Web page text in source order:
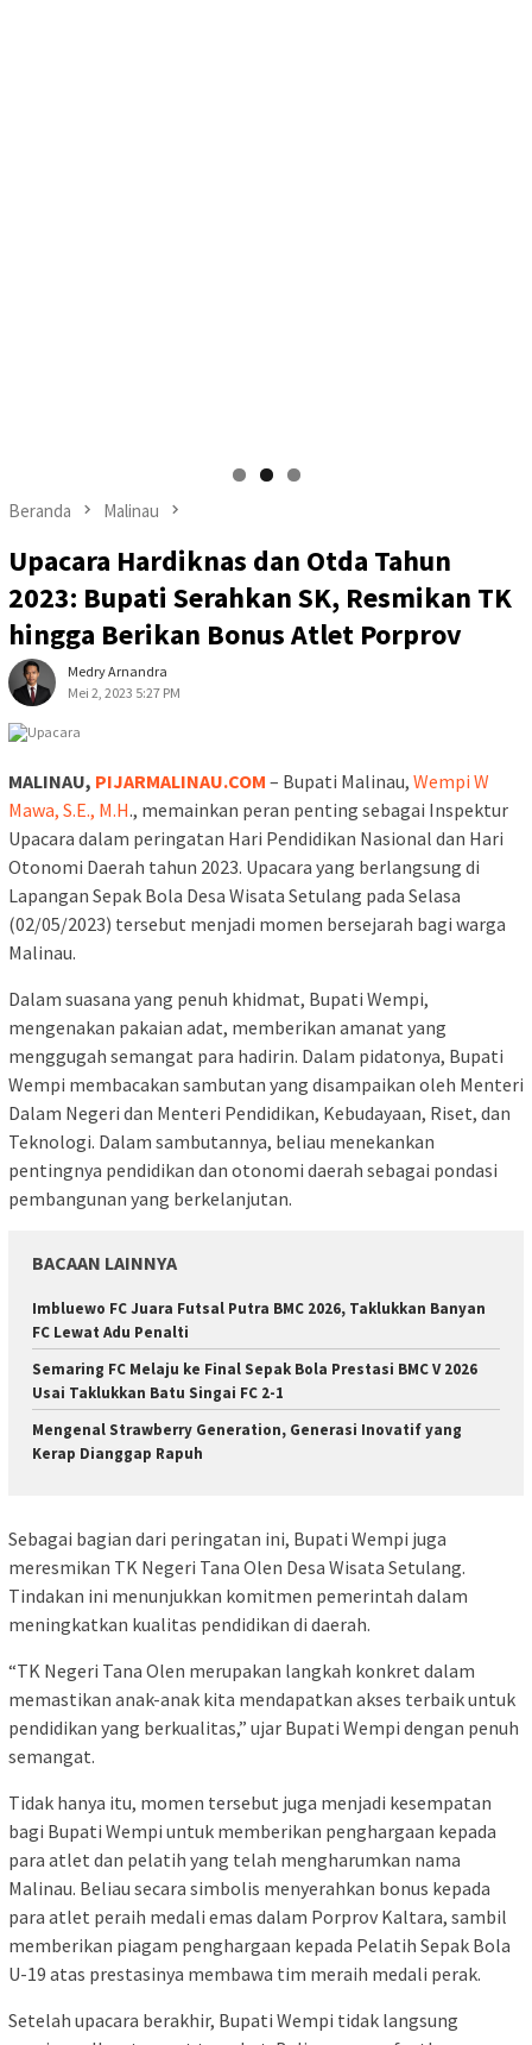
Beranda Malinau
Upacara Hardiknas dan Otda Tahun
2023: Bupati Serahkan SK, Resmikan TK
hingga Berikan Bonus Atlet Porprov
Medry Arnandra
Mei 2, 2023 5:27 PM
MALINAU, PIJARMALINAU.COM – Bupati Malinau, Wempi W
Mawa, S.E., M.H., memainkan peran penting sebagai Inspektur
Upacara dalam peringatan Hari Pendidikan Nasional dan Hari
Otonomi Daerah tahun 2023. Upacara yang berlangsung di
Lapangan Sepak Bola Desa Wisata Setulang pada Selasa
(02/05/2023) tersebut menjadi momen bersejarah bagi warga
Malinau.
Dalam suasana yang penuh khidmat, Bupati Wempi,
mengenakan pakaian adat, memberikan amanat yang
menggugah semangat para hadirin. Dalam pidatonya, Bupati
Wempi membacakan sambutan yang disampaikan oleh Menteri
Dalam Negeri dan Menteri Pendidikan, Kebudayaan, Riset, dan
Teknologi. Dalam sambutannya, beliau menekankan
pentingnya pendidikan dan otonomi daerah sebagai pondasi
pembangunan yang berkelanjutan.
BACAAN LAINNYA
Imbluewo FC Juara Futsal Putra BMC 2026, Taklukkan Banyan
FC Lewat Adu Penalti
Semaring FC Melaju ke Final Sepak Bola Prestasi BMC V 2026
Usai Taklukkan Batu Singai FC 2-1
Mengenal Strawberry Generation, Generasi Inovatif yang
Kerap Dianggap Rapuh
Sebagai bagian dari peringatan ini, Bupati Wempi juga
meresmikan TK Negeri Tana Olen Desa Wisata Setulang.
Tindakan ini menunjukkan komitmen pemerintah dalam
meningkatkan kualitas pendidikan di daerah.
“TK Negeri Tana Olen merupakan langkah konkret dalam
memastikan anak-anak kita mendapatkan akses terbaik untuk
pendidikan yang berkualitas,” ujar Bupati Wempi dengan penuh
semangat.
Tidak hanya itu, momen tersebut juga menjadi kesempatan
bagi Bupati Wempi untuk memberikan penghargaan kepada
para atlet dan pelatih yang telah mengharumkan nama
Malinau. Beliau secara simbolis menyerahkan bonus kepada
para atlet peraih medali emas dalam Porprov Kaltara, sambil
memberikan piagam penghargaan kepada Pelatih Sepak Bola
U-19 atas prestasinya membawa tim meraih medali perak.
Setelah upacara berakhir, Bupati Wempi tidak langsung